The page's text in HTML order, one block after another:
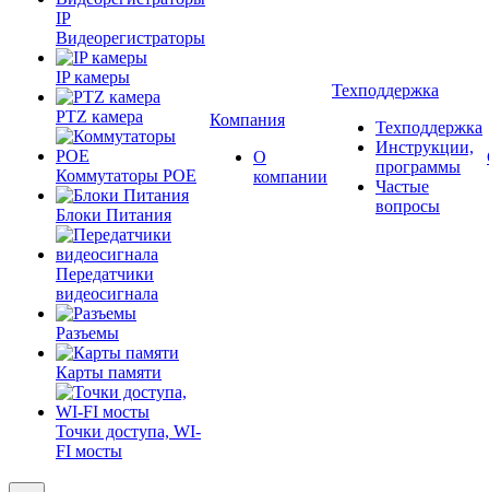
IP
Видеорегистраторы
IP камеры
PTZ камера
Коммутаторы POE
Блоки Питания
Передатчики
видеосигнала
Разъемы
Карты памяти
Точки доступа, WI-
FI мосты
Компания
О
компании
Техподдержка
Техподдержка
Инструкции,
программы
Частые
вопросы